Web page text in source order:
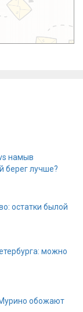
намыв
берег лучше?
остатки былой
можно
обожают